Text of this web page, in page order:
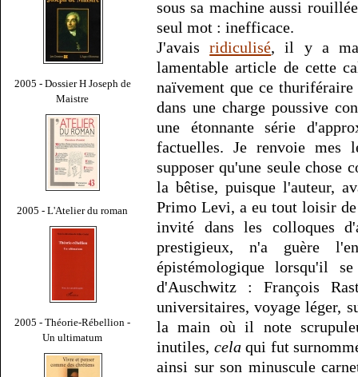
2005 - Dossier H Joseph de
Maistre
2005 - L'Atelier du roman
2005 - Théorie-Rébellion -
Un ultimatum
sous sa machine aussi
seul mot : inefficace.
J'avaisridiculisé, il y a
lamentable article de cette
naïvement que ce
dans une charge poussive
une étonnante série
factuelles. Je renvoie mes
supposer qu'une seule chose
la bêtise, puisque l'auteur,
Primo Levi, a eu tout loisir
invité dans les colloques
prestigieux, n'a guère
épistémologique lorsqu'il
d'Auschwitz : François
universitaires, voyage léger,
la main où il note
inutiles, celaqui fut
ainsi sur son minuscule